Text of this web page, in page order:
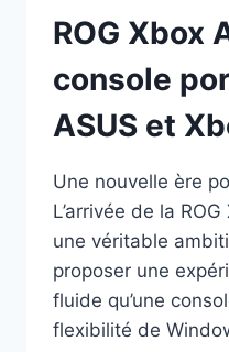
ROG Xbox
console
ASUS et
Une nouvelle ère
L’arrivée de la
une véritable
proposer une
fluide qu’une
flexibilité de